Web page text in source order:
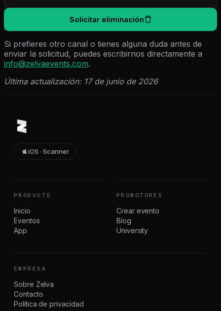
Solicitar eliminación
Si prefieres otro canal o tienes alguna duda antes de
enviar la solicitud, puedes escribirnos directamente a
info@zelvaevents.com.
Última actualización: 17 de junio de 2026
iOS · Scanner
PRODUCTO
Inicio
Eventos
App
PROMOTORES
Crear evento
Blog
University
EMPRESA
Sobre Zelva
Contacto
Política de privacidad